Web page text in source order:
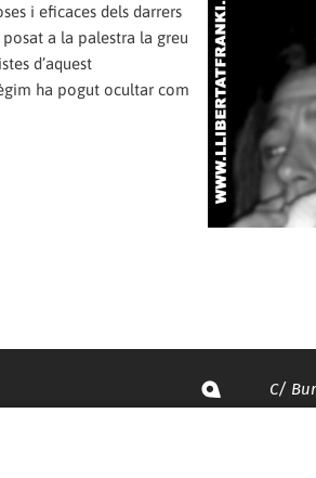
i eficaces dels darrers
a la palestra la greu
d’aquest
ha pogut ocultar com
C/